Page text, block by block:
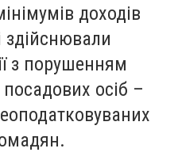
доходів
здійснювали
з порушенням
осіб –